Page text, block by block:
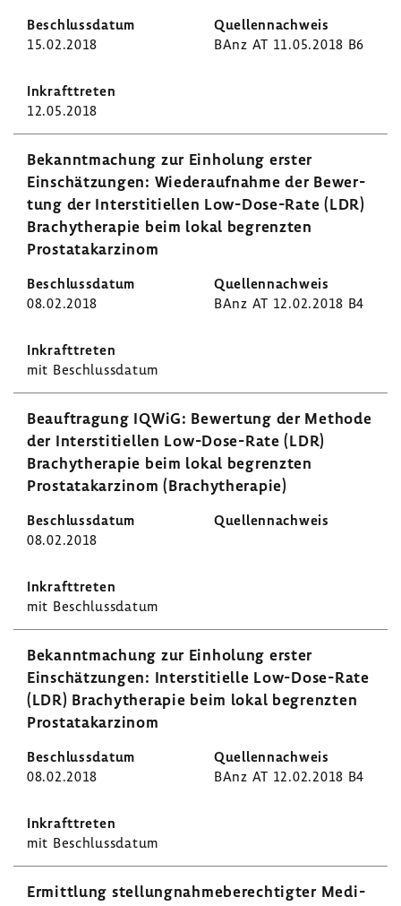
15.02.2018 BAnz AT 11.05.2018 B6
12.05.2018
Bekannt­ma­chung zur Einho­lung erster
Einschät­zungen: Wieder­auf­nahme der Bewer­
tung der Inter­s­ti­ti­ellen Low-​Dose-Rate (LDR)
Brachy­the­rapie beim lokal begrenzten
Prostata­kar­zinom
08.02.2018 BAnz AT 12.02.2018 B4
mit Beschluss­datum
Beauf­tra­gung IQWiG: Bewer­tung der Methode
der Inter­s­ti­ti­ellen Low-​Dose-Rate (LDR)
Brachy­the­rapie beim lokal begrenzten
Prostata­kar­zinom (Brachy­the­rapie)
08.02.2018
mit Beschluss­datum
Bekannt­ma­chung zur Einho­lung erster
Einschät­zungen: Inter­s­ti­ti­elle Low-​Dose-Rate
(LDR) Brachy­the­rapie beim lokal begrenzten
Prostata­kar­zinom
08.02.2018 BAnz AT 12.02.2018 B4
mit Beschluss­datum
Ermitt­lung stel­lung­nah­me­be­rech­tigter Medi­